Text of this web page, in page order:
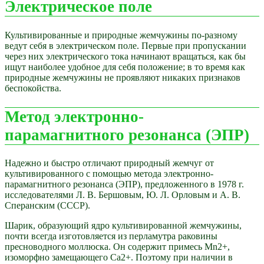
Электрическое поле
Культивированные и природные жемчужины по-разному
ведут себя в электрическом поле. Первые при пропускании
через них электрического тока начинают вращаться, как бы
ищут наиболее удобное для себя положение; в то время как
природные жемчужины не проявляют никаких признаков
беспокойства.
Метод электронно-
парамагнитного резонанса (ЭПР)
Надежно и быстро отличают природный жемчуг от
культивированного с помощью метода электронно-
парамагнитного резонанса (ЭПР), предложенного в 1978 г.
исследователями Л. В. Бершовым, Ю. Л. Орловым и А. В.
Сперанским (СССР).
Шарик, образующий ядро культивированной жемчужины,
почти всегда изготовляется из перламутра раковины
пресноводного моллюска. Он содержит примесь Мn2+,
изоморфно замещающего Са2+. Поэтому при наличии в